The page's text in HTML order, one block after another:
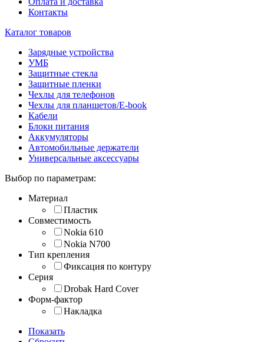
Контакты
Каталог товаров
Зарядные устройства
УМБ
Защитные стекла
Защитные пленки
Чехлы для телефонов
Чехлы для планшетов/E-book
Кабели
Блоки питания
Аккумуляторы
Автомобильные держатели
Универсальные аксессуары
Выбор по параметрам:
Материал
Пластик
Совместимость
Nokia 610
Nokia N700
Тип крепления
Фиксация по контуру
Серия
Drobak Hard Cover
Форм-фактор
Накладка
Показать